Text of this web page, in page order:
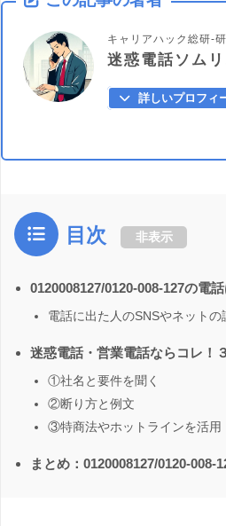
キャリアハック総研-
迷惑電話ソム
詳しいプロフィ
目次 非表示
0120008127/0120-008-127の電
電話に出た人のSNSやネットの
迷惑電話・営業電話ならコレ！
①社名と要件を聞く
②断り方と例文
③特商法やホットラインを活用
まとめ：0120008127/0120-008-